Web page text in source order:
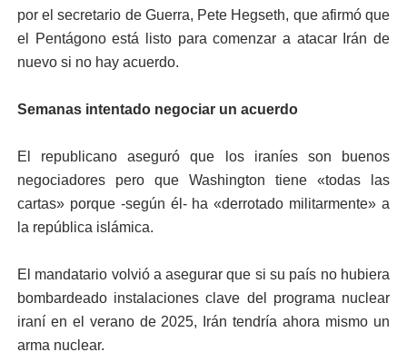
por el secretario de Guerra, Pete Hegseth, que afirmó que
el Pentágono está listo para comenzar a atacar Irán de
nuevo si no hay acuerdo.
Semanas intentado negociar un acuerdo
El republicano aseguró que los iraníes son buenos
negociadores pero que Washington tiene «todas las
cartas» porque -según él- ha «derrotado militarmente» a
la república islámica.
El mandatario volvió a asegurar que si su país no hubiera
bombardeado instalaciones clave del programa nuclear
iraní en el verano de 2025, Irán tendría ahora mismo un
arma nuclear.